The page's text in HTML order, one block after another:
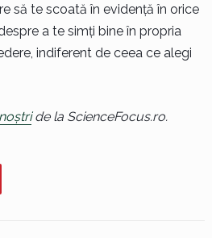
să te scoată în evidență în orice
a te simți bine în propria
indiferent de ceea ce alegi
de la ScienceFocus.ro.